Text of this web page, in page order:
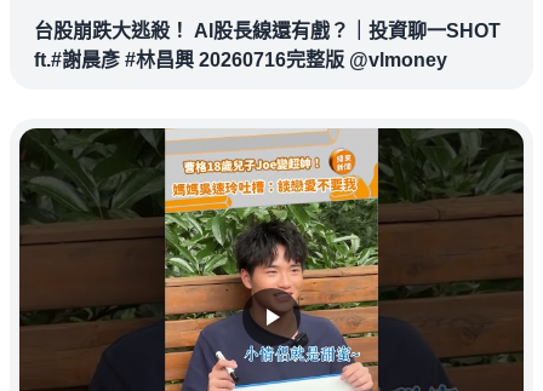
台股崩跌大逃殺！ AI股長線還有戲？｜投資聊一SHOT
ft.#謝晨彥 #林昌興 20260716完整版 @vlmoney